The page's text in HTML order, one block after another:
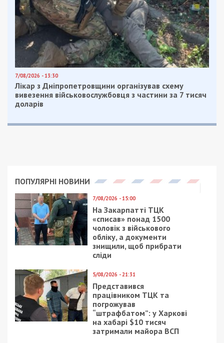
7/08/2026 - 13:30
Лікар з Дніпропетровщини організував схему
вивезення військовослужбовця з частини за 7 тисяч
доларів
ПОПУЛЯРНІ НОВИНИ
7/08/2026 - 15:00
На Закарпатті ТЦК
«списав» понад 1500
чоловік з військового
обліку, а документи
знищили, щоб прибрати
сліди
5/08/2026 - 21:31
Представився
працівником ТЦК та
погрожував
“штрафбатом”: у Харкові
на хабарі $10 тисяч
затримали майора ВСП